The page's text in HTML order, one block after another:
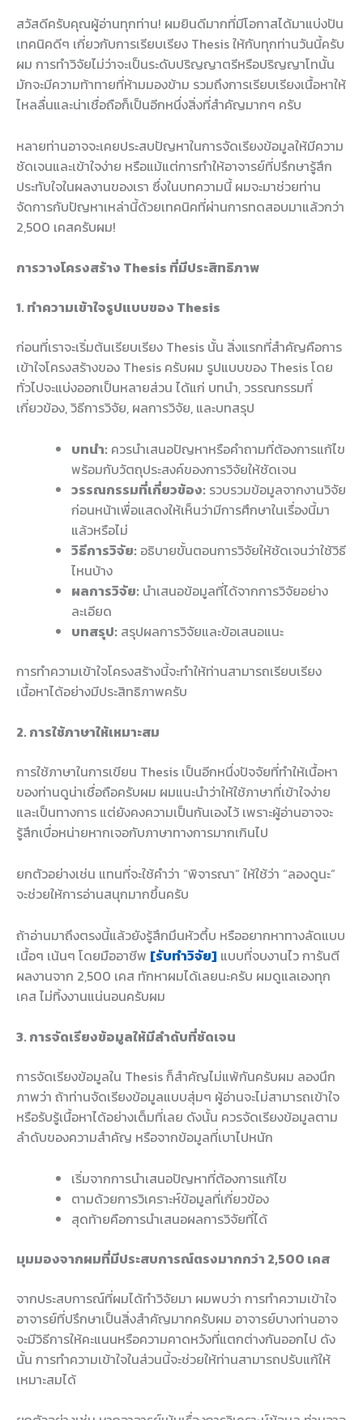
สวัสดีครับคุณผู้อ่านทุกท่าน! ผมยินดีมากที่มีโอกาสได้มาแบ่งปัน
เทคนิคดีๆ เกี่ยวกับการเรียบเรียง Thesis ให้กับทุกท่านวันนี้ครับ
ผม การทำวิจัยไม่ว่าจะเป็นระดับปริญญาตรีหรือปริญญาโทนั้น
มักจะมีความท้าทายที่ห้ามมองข้าม รวมถึงการเรียบเรียงเนื้อหาให้
ไหลลื่นและน่าเชื่อถือก็เป็นอีกหนึ่งสิ่งที่สำคัญมากๆ ครับ
หลายท่านอาจจะเคยประสบปัญหาในการจัดเรียงข้อมูลให้มีความ
ชัดเจนและเข้าใจง่าย หรือแม้แต่การทำให้อาจารย์ที่ปรึกษารู้สึก
ประทับใจในผลงานของเรา ซึ่งในบทความนี้ ผมจะมาช่วยท่าน
จัดการกับปัญหาเหล่านี้ด้วยเทคนิคที่ผ่านการทดสอบมาแล้วกว่า
2,500 เคสครับผม!
การวางโครงสร้าง Thesis ที่มีประสิทธิภาพ
1. ทำความเข้าใจรูปแบบของ Thesis
ก่อนที่เราจะเริ่มต้นเรียบเรียง Thesis นั้น สิ่งแรกที่สำคัญคือการ
เข้าใจโครงสร้างของ Thesis ครับผม รูปแบบของ Thesis โดย
ทั่วไปจะแบ่งออกเป็นหลายส่วน ได้แก่ บทนำ, วรรณกรรมที่
เกี่ยวข้อง, วิธีการวิจัย, ผลการวิจัย, และบทสรุป
บทนำ: ควรนำเสนอปัญหาหรือคำถามที่ต้องการแก้ไข
พร้อมกับวัตถุประสงค์ของการวิจัยให้ชัดเจน
วรรณกรรมที่เกี่ยวข้อง: รวบรวมข้อมูลจากงานวิจัย
ก่อนหน้าเพื่อแสดงให้เห็นว่ามีการศึกษาในเรื่องนี้มา
แล้วหรือไม่
วิธีการวิจัย: อธิบายขั้นตอนการวิจัยให้ชัดเจนว่าใช้วิธี
ไหนบ้าง
ผลการวิจัย: นำเสนอข้อมูลที่ได้จากการวิจัยอย่าง
ละเอียด
บทสรุป: สรุปผลการวิจัยและข้อเสนอแนะ
การทำความเข้าใจโครงสร้างนี้จะทำให้ท่านสามารถเรียบเรียง
เนื้อหาได้อย่างมีประสิทธิภาพครับ
2. การใช้ภาษาให้เหมาะสม
การใช้ภาษาในการเขียน Thesis เป็นอีกหนึ่งปัจจัยที่ทำให้เนื้อหา
ของท่านดูน่าเชื่อถือครับผม ผมแนะนำว่าให้ใช้ภาษาที่เข้าใจง่าย
และเป็นทางการ แต่ยังคงความเป็นกันเองไว้ เพราะผู้อ่านอาจจะ
รู้สึกเบื่อหน่ายหากเจอกับภาษาทางการมากเกินไป
ยกตัวอย่างเช่น แทนที่จะใช้คำว่า “พิจารณา” ให้ใช้ว่า “ลองดูนะ”
จะช่วยให้การอ่านสนุกมากขึ้นครับ
ถ้าอ่านมาถึงตรงนี้แล้วยังรู้สึกมึนหัวตึ้บ หรืออยากหาทางลัดแบบ
เนื้อๆ เน้นๆ โดยมืออาชีพ [รับทำวิจัย] แบบที่จบงานไว การันตี
ผลงานจาก 2,500 เคส ทักหาผมได้เลยนะครับ ผมดูแลเองทุก
เคส ไม่ทิ้งงานแน่นอนครับผม
3. การจัดเรียงข้อมูลให้มีลำดับที่ชัดเจน
การจัดเรียงข้อมูลใน Thesis ก็สำคัญไม่แพ้กันครับผม ลองนึก
ภาพว่า ถ้าท่านจัดเรียงข้อมูลแบบสุ่มๆ ผู้อ่านจะไม่สามารถเข้าใจ
หรือรับรู้เนื้อหาได้อย่างเต็มที่เลย ดังนั้น ควรจัดเรียงข้อมูลตาม
ลำดับของความสำคัญ หรือจากข้อมูลที่เบาไปหนัก
เริ่มจากการนำเสนอปัญหาที่ต้องการแก้ไข
ตามด้วยการวิเคราะห์ข้อมูลที่เกี่ยวข้อง
สุดท้ายคือการนำเสนอผลการวิจัยที่ได้
มุมมองจากผมที่มีประสบการณ์ตรงมากกว่า 2,500 เคส
จากประสบการณ์ที่ผมได้ทำวิจัยมา ผมพบว่า การทำความเข้าใจ
อาจารย์ที่ปรึกษาเป็นสิ่งสำคัญมากครับผม อาจารย์บางท่านอาจ
จะมีวิธีการให้คะแนนหรือความคาดหวังที่แตกต่างกันออกไป ดัง
นั้น การทำความเข้าใจในส่วนนี้จะช่วยให้ท่านสามารถปรับแก้ให้
เหมาะสมได้